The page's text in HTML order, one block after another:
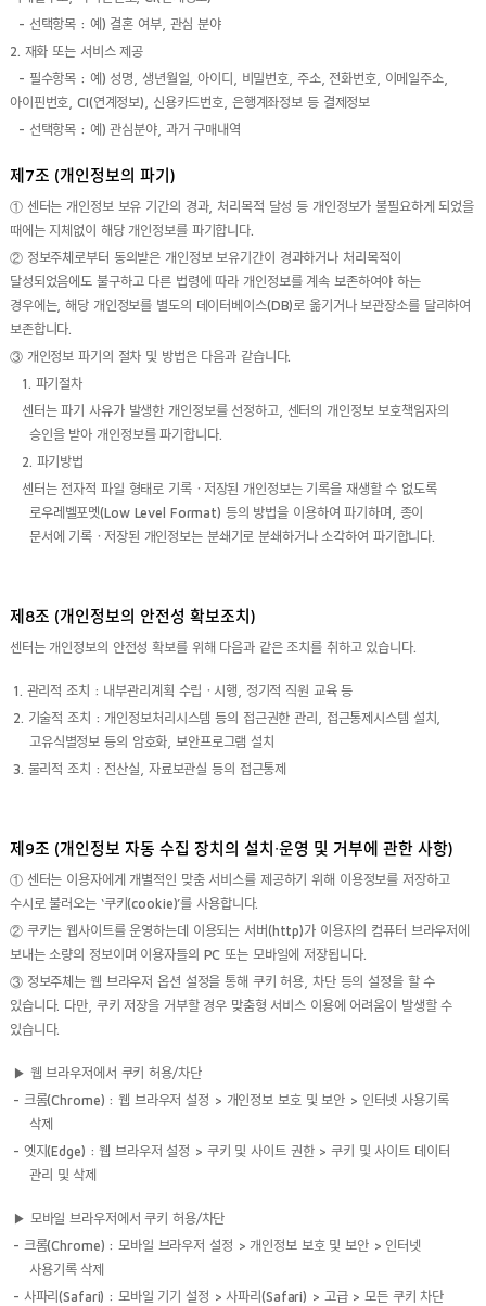
- 선택항목 : 예) 결혼 여부, 관심 분야
2. 재화 또는 서비스 제공
- 필수항목 : 예) 성명, 생년월일, 아이디, 비밀번호, 주소, 전화번호, 이메일주소,
아이핀번호, CI(연계정보), 신용카드번호, 은행계좌정보 등 결제정보
- 선택항목 : 예) 관심분야, 과거 구매내역
제7조 (개인정보의 파기)
① 센터는 개인정보 보유 기간의 경과, 처리목적 달성 등 개인정보가 불필요하게 되었을
때에는 지체없이 해당 개인정보를 파기합니다.
② 정보주체로부터 동의받은 개인정보 보유기간이 경과하거나 처리목적이
달성되었음에도 불구하고 다른 법령에 따라 개인정보를 계속 보존하여야 하는
경우에는, 해당 개인정보를 별도의 데이터베이스(DB)로 옮기거나 보관장소를 달리하여
보존합니다.
③ 개인정보 파기의 절차 및 방법은 다음과 같습니다.
1. 파기절차
센터는 파기 사유가 발생한 개인정보를 선정하고, 센터의 개인정보 보호책임자의
승인을 받아 개인정보를 파기합니다.
2. 파기방법
센터는 전자적 파일 형태로 기록ㆍ저장된 개인정보는 기록을 재생할 수 없도록
로우레벨포멧(Low Level Format) 등의 방법을 이용하여 파기하며, 종이
문서에 기록ㆍ저장된 개인정보는 분쇄기로 분쇄하거나 소각하여 파기합니다.
제8조 (개인정보의 안전성 확보조치)
센터는 개인정보의 안전성 확보를 위해 다음과 같은 조치를 취하고 있습니다.
1. 관리적 조치 : 내부관리계획 수립ㆍ시행, 정기적 직원 교육 등
2. 기술적 조치 : 개인정보처리시스템 등의 접근권한 관리, 접근통제시스템 설치,
고유식별정보 등의 암호화, 보안프로그램 설치
3. 물리적 조치 : 전산실, 자료보관실 등의 접근통제
제9조 (개인정보 자동 수집 장치의 설치∙운영 및 거부에 관한 사항)
① 센터는 이용자에게 개별적인 맞춤 서비스를 제공하기 위해 이용정보를 저장하고
수시로 불러오는 ‘쿠키(cookie)’를 사용합니다.
② 쿠키는 웹사이트를 운영하는데 이용되는 서버(http)가 이용자의 컴퓨터 브라우저에
보내는 소량의 정보이며 이용자들의 PC 또는 모바일에 저장됩니다.
③ 정보주체는 웹 브라우저 옵션 설정을 통해 쿠키 허용, 차단 등의 설정을 할 수
있습니다. 다만, 쿠키 저장을 거부할 경우 맞춤형 서비스 이용에 어려움이 발생할 수
있습니다.
▶ 웹 브라우저에서 쿠키 허용/차단
- 크롬(Chrome) : 웹 브라우저 설정 > 개인정보 보호 및 보안 > 인터넷 사용기록
삭제
- 엣지(Edge) : 웹 브라우저 설정 > 쿠키 및 사이트 권한 > 쿠키 및 사이트 데이터
관리 및 삭제
▶ 모바일 브라우저에서 쿠키 허용/차단
- 크롬(Chrome) : 모바일 브라우저 설정 > 개인정보 보호 및 보안 > 인터넷
사용기록 삭제
- 사파리(Safari) : 모바일 기기 설정 > 사파리(Safari) > 고급 > 모든 쿠키 차단